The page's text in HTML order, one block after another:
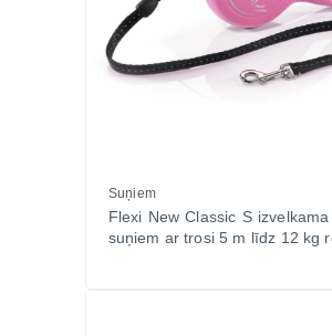
Suņiem
Flexi New Classic S
suņiem ar trosi 5 m līdz 12 kg